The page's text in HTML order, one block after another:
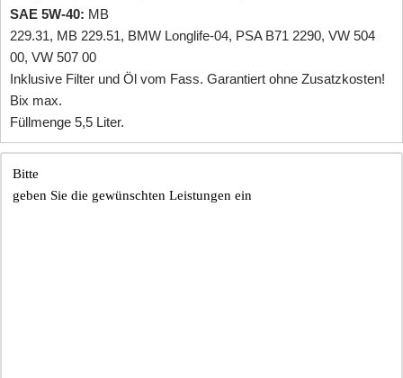
SAE 5W-40: MB
229.31, MB 229.51, BMW Longlife-04, PSA B71 2290, VW 504
00, VW 507 00
Inklusive Filter und Öl vom Fass. Garantiert ohne Zusatzkosten!
Bix max.
Füllmenge 5,5 Liter.